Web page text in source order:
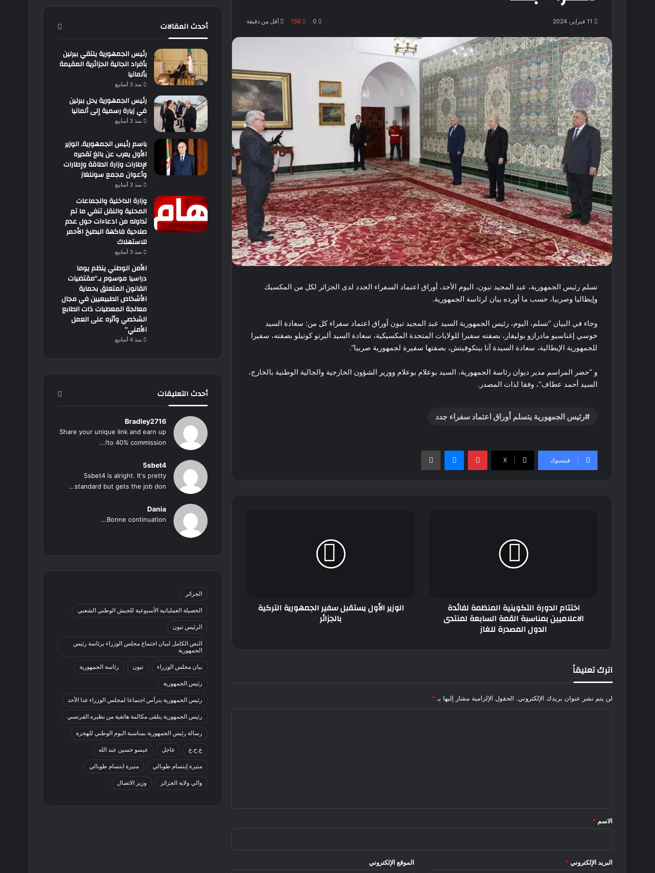
11 فبراير، 2024 0
156 أقل من دقيقة
تسلم رئيس الجمهورية، عبد المجيد تبون، اليوم الأحد، أوراق اعتماد السفراء الجدد لدى الجزائر لكل من المكسيك
وإيطاليا وصربيا، حسب ما أورده بيان لرئاسة الجمهورية.
وجاء في البيان “تسلم، اليوم، رئيس الجمهورية السيد عبد المجيد تبون أوراق اعتماد سفراء كل من: سعادة السيد
خوسي إغناسيو مادرازو بوليفار، بصفته سفيرا للولايات المتحدة المكسيكية، سعادة السيد ألبرتو كوتيلو بصفته، سفيرا
للجمهورية الإيطالية، سعادة السيدة آنا بيتكوفيتش، بصفتها سفيرة لجمهورية صربيا”.
و “حضر المراسم مدير ديوان رئاسة الجمهورية، السيد بوعلام بوعلام ووزير الشؤون الخارجية والجالية الوطنية بالخارج،
السيد أحمد عطاف”، وفقا لذات المصدر.
رئيس الجمهورية يتسلم أوراق اعتماد سفراء جدد
فيسبوك ‫X
بينتيريستماسنجر طباعة
اختتام الدورة التكوينية المنظمة لفائدة
الاعلاميين بمناسبة القمة السابعة لمنتدى
الدول المصدرة للغاز
الوزير الأول يستقبل سفير الجمهورية التركية
بالجزائر
اترك تعليقاً
لن يتم نشر عنوان بريدك الإلكتروني. الحقول الإلزامية مشار إليها بـ *
*
الاسم *
البريد الإلكتروني * الموقع الإلكتروني
أحدث المقالات
رئيس الجمهورية يلتقي ببرلين
بأفراد الجالية الجزائرية المقيمة
بألمانيا
منذ 3 أسابيع
رئيس الجمهورية يحل ببرلين
في زيارة رسمية إلى ألمانيا
منذ 3 أسابيع
باسم رئيس الجمهورية, الوزير
الأول يعرب عن بالغ تقديره
لإطارات وزارة الطاقة وإطارات
وأعوان مجمع سونلغاز
منذ 3 أسابيع
وزارة الداخلية والجماعات
المحلية والنقل تنفي ما تم
تداوله من ادعاءات حول عدم
صلاحية فاكهة البطيخ الأحمر
للاستهلاك
منذ 3 أسابيع
الأمن الوطني ينظم يوما
دراسيا موسوم بـ”مقتضيات
القانون المتعلق بحماية
الأشخاص الطبيعيين في مجال
معالجة المعطيات ذات الطابع
الشخصي وأثره على العمل
الأمني”
منذ 4 أسابيع
أحدث التعليقات
Bradley2716
Share your unique link and earn up
to 40% commission!...
5sbet4
5sbet4 is alright. It's pretty
standard but gets the job don...
Dania
Bonne continuation...
الجزائر
الحصيلة العملياتية الأسبوعية للجيش الوطني الشعبي
الرئيس تبون
النص الكامل لبيان اجتماع مجلس الوزراء برئاسة رئيس
الجمهورية
بيان مجلس الوزراء تبون رئاسة الجمهورية
رئيس الجمهورية
رئيس الجمهورية يترأس اجتماعا لمجلس الوزراء غدا الأحد
رئيس الجمهورية يتلقى مكالمة هاتفية من نظيره الفرنسي
رسالة رئيس الجمهورية بمناسبة اليوم الوطني للهجرة
ع.ح.ع عاجل عيسو حسين عبد الله
منيرة إبتسام طوبالي منيرة ابتسام طوبالي
والي ولاية الجزائر وزير الاتصال